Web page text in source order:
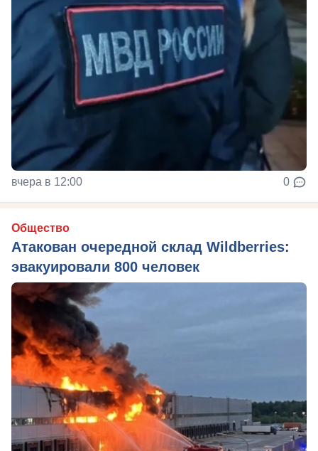
вчера в 12:00 0
Общество
Атакован очередной склад Wildberries:
эвакуировали 800 человек